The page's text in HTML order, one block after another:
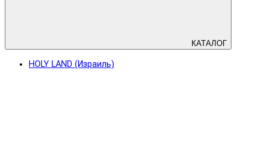
КАТАЛОГ
HOLY LAND (Израиль)